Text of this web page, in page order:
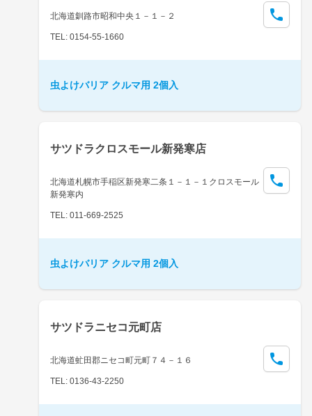
北海道釧路市昭和中央１－１－２
TEL: 0154-55-1660
虫よけバリア クルマ用 2個入
サツドラクロスモール新発寒店
北海道札幌市手稲区新発寒二条１－１－１クロスモール
新発寒内
TEL: 011-669-2525
虫よけバリア クルマ用 2個入
サツドラニセコ元町店
北海道虻田郡ニセコ町元町７４－１６
TEL: 0136-43-2250